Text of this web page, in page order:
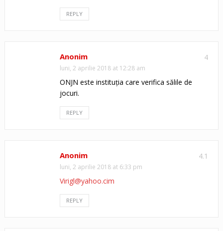
REPLY
4
Anonim
luni, 2 aprilie 2018 at 12:28 am
ONJN este instituția care verifica sălile de
jocuri.
REPLY
4.1
Anonim
luni, 2 aprilie 2018 at 6:33 pm
Virigl@yahoo.cim
REPLY